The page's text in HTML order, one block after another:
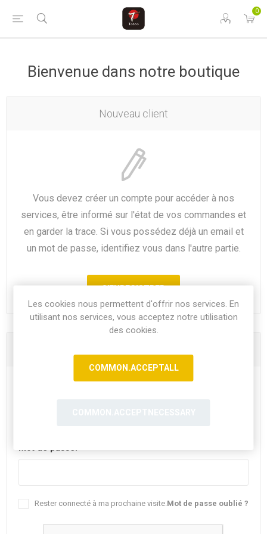
0
Bienvenue dans notre boutique
Nouveau client
Vous devez créer un compte pour accéder à nos
services, être informé sur l'état de vos commandes et
en garder la trace. Si vous possédez déjà un email et
un mot de passe, identifiez vous dans l'autre partie.
Mot de passe:
Mot de passe oublié ?
Rester connecté à ma prochaine visite.
Les cookies nous permettent d'offrir nos services. En
utilisant nos services, vous acceptez notre utilisation
des cookies.
COMMON.ACCEPTALL